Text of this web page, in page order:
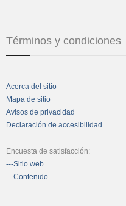
Términos y condiciones
Acerca del sitio
Mapa de sitio
Avisos de privacidad
Declaración de accesibilidad
Encuesta de satisfacción:
---Sitio web
---Contenido